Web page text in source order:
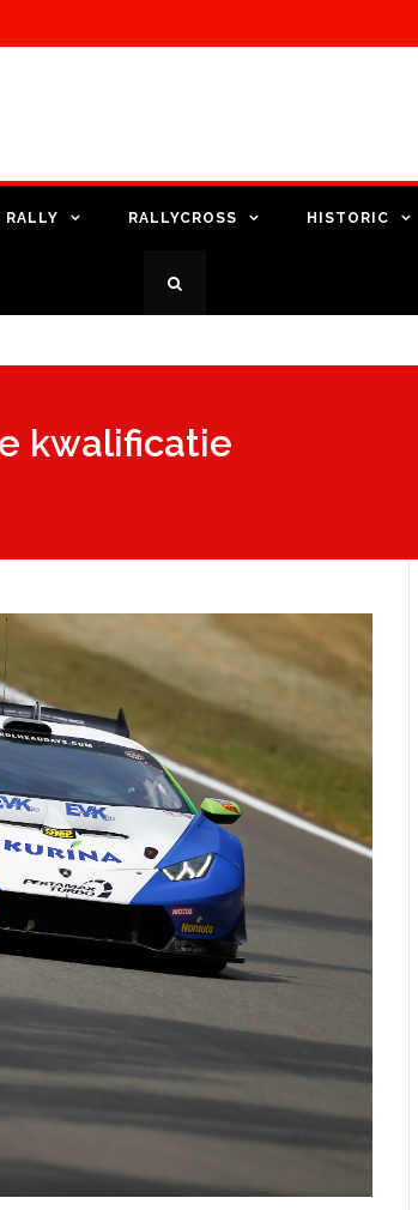
RALLY RALLYCROSS HISTORIC
kwalificatie